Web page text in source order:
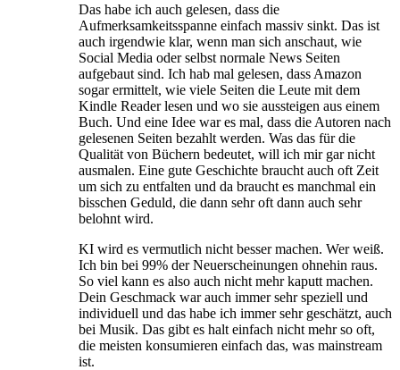
Das habe ich auch gelesen, dass die
Aufmerksamkeitsspanne einfach massiv sinkt. Das ist
auch irgendwie klar, wenn man sich anschaut, wie
Social Media oder selbst normale News Seiten
aufgebaut sind. Ich hab mal gelesen, dass Amazon
sogar ermittelt, wie viele Seiten die Leute mit dem
Kindle Reader lesen und wo sie aussteigen aus einem
Buch. Und eine Idee war es mal, dass die Autoren nach
gelesenen Seiten bezahlt werden. Was das für die
Qualität von Büchern bedeutet, will ich mir gar nicht
ausmalen. Eine gute Geschichte braucht auch oft Zeit
um sich zu entfalten und da braucht es manchmal ein
bisschen Geduld, die dann sehr oft dann auch sehr
belohnt wird.
KI wird es vermutlich nicht besser machen. Wer weiß.
Ich bin bei 99% der Neuerscheinungen ohnehin raus.
So viel kann es also auch nicht mehr kaputt machen.
Dein Geschmack war auch immer sehr speziell und
individuell und das habe ich immer sehr geschätzt, auch
bei Musik. Das gibt es halt einfach nicht mehr so oft,
die meisten konsumieren einfach das, was mainstream
ist.